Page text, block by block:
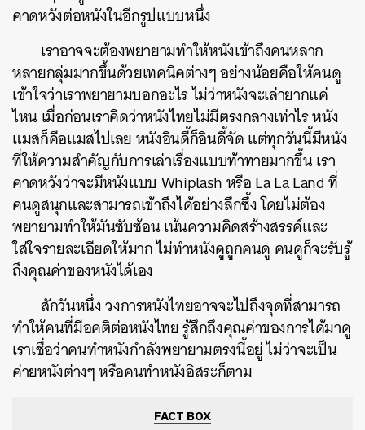
คาดหวังต่อหนังในอีกรูปแบบหนึ่ง
เราอาจจะต้องพยายามทำให้หนังเข้าถึงคนหลาก
หลายกลุ่มมากขึ้นด้วยเทคนิคต่างๆ อย่างน้อยคือให้คนดู
เข้าใจว่าเราพยายามบอกอะไร ไม่ว่าหนังจะเล่ายากแค่
ไหน เมื่อก่อนเราคิดว่าหนังไทยไม่มีตรงกลางเท่าไร หนัง
แมสก็คือแมสไปเลย หนังอินดี้ก็อินดี้จัด แต่ทุกวันนี้มีหนัง
ที่ให้ความสำคัญกับการเล่าเรื่องแบบท้าทายมากขึ้น เรา
คาดหวังว่าจะมีหนังแบบ Whiplash หรือ La La Land ที่
คนดูสนุกและสามารถเข้าถึงได้อย่างลึกซึ้ง โดยไม่ต้อง
พยายามทำให้มันซับซ้อน เน้นความคิดสร้างสรรค์และ
ใส่ใจรายละเอียดให้มาก ไม่ทำหนังดูถูกคนดู คนดูก็จะรับรู้
ถึงคุณค่าของหนังได้เอง
สักวันหนึ่ง วงการหนังไทยอาจจะไปถึงจุดที่สามารถ
ทำให้คนที่มีอคติต่อหนังไทย รู้สึกถึงคุณค่าของการได้มาดู
เราเชื่อว่าคนทำหนังกำลังพยายามตรงนี้อยู่ ไม่ว่าจะเป็น
ค่ายหนังต่างๆ หรือคนทำหนังอิสระก็ตาม
FACT BOX